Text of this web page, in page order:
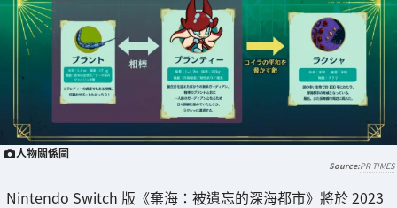
人物關係圖
PR TIMES
Nintendo Switch 版《棄海：被遺忘的深海都市》將於 2023